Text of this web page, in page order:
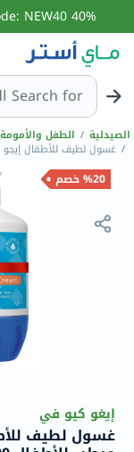
40% off 1st online pharmacy purchase! Code: NEW40
Search for
الصيدلية / الطفل والأمومة
/ غسول لطيف للأطفال إيجو كيو في 500 جرام + كريم مرطب
%20 خصم
إيغو كيو في